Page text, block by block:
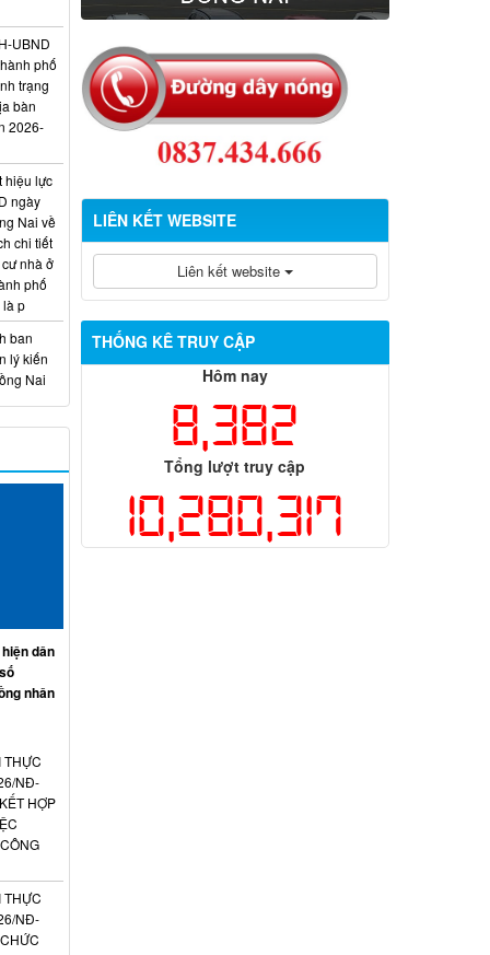
LIÊN KẾT WEBSITE
Liên kết website
THỐNG KÊ TRUY CẬP
Hôm nay
8,382
Tổng lượt truy cập
10,280,317
UBND
phố
trạng
bàn
2026-
hiệu lực
ngày
Nai về
chi tiết
nhà ở
phố
p
ban
lý kiến
Nai
dân
nhân
THỰC
NĐ-
HỢP
THỰC
NĐ-